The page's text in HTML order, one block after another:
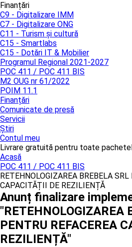
Finanțări
C9 - Digitalizare IMM
C7 - Digitalizare ONG
C11 - Turism și cultură
C15 - Smartlabs
C15 - Dotări IT & Mobilier
Programul Regional 2021-2027
POC 411 / POC 411 BIS
M2 OUG nr 61/2022
POIM 11.1
Finanțări
Comunicate de presă
Servicii
Știri
Contul meu
Livrare gratuită pentru toate
Acasă
POC 411 / POC 411 BIS
RETEHNOLOGIZAREA BREBELA
CAPACITĂȚII DE REZILIENȚĂ
Anunț finalizare
"RETEHNOLOGIZAREA
PENTRU REFACEREA
REZILIENȚĂ"